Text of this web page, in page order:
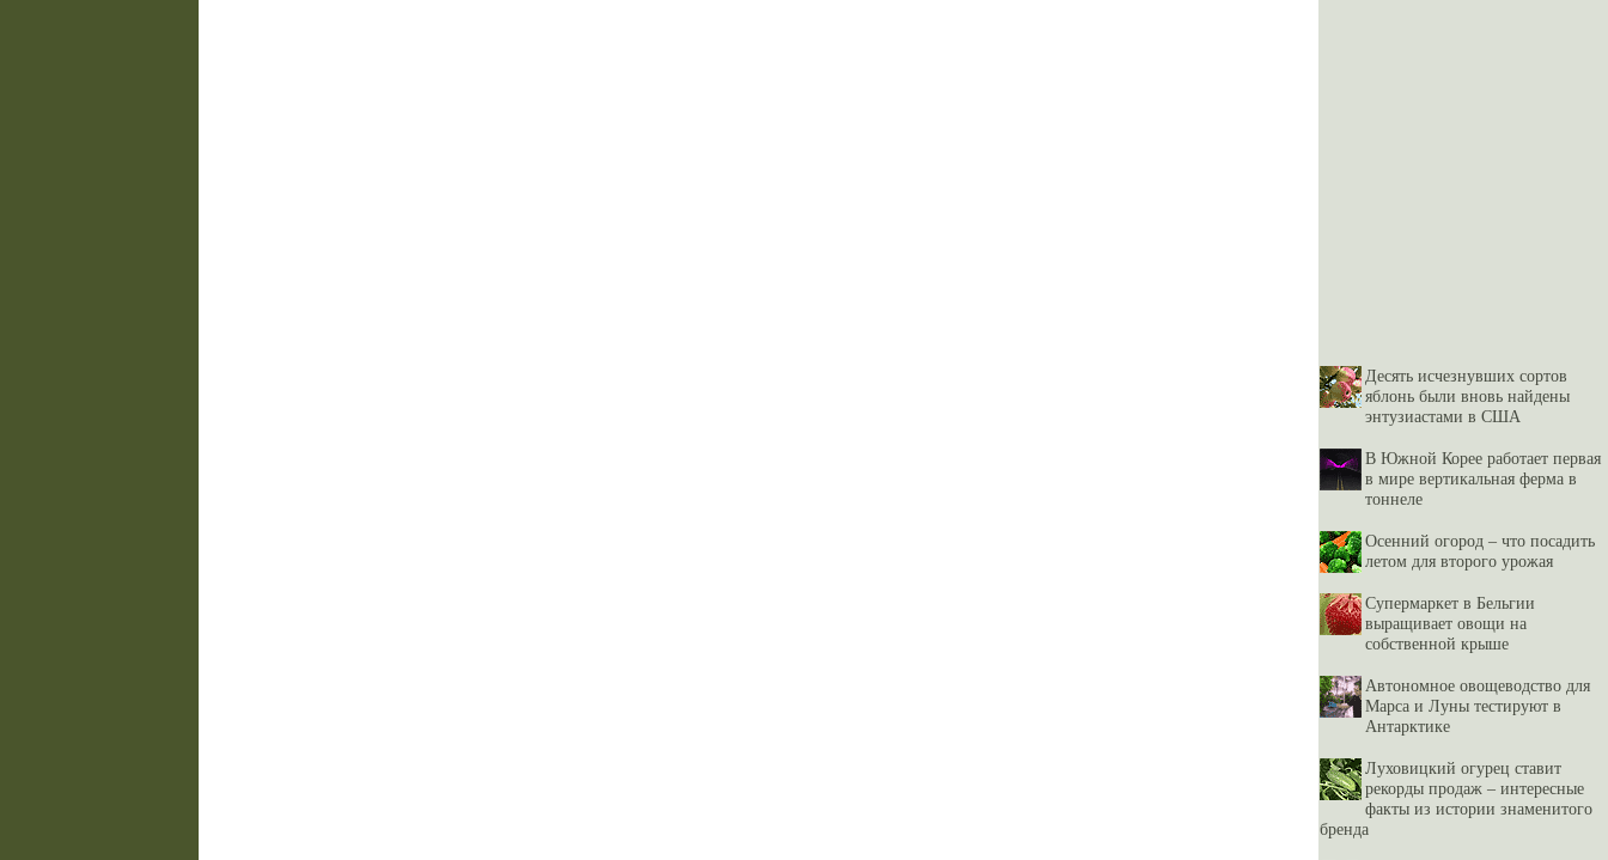
Десять исчезнувших сортов
яблонь были вновь найдены
энтузиастами в США
В Южной Корее работает первая
в мире вертикальная ферма в
тоннеле
Осенний огород – что посадить
летом для второго урожая
Супермаркет в Бельгии
выращивает овощи на
собственной крыше
Автономное овощеводство для
Марса и Луны тестируют в
Антарктике
Луховицкий огурец ставит
рекорды продаж – интересные
факты из истории знаменитого
бренда